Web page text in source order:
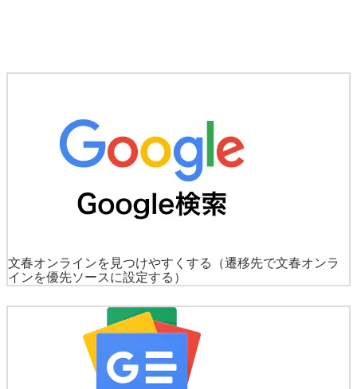
文春オンラインを見つけやすくする
（遷移先で文春オンラ
インを優先ソースに設定する）